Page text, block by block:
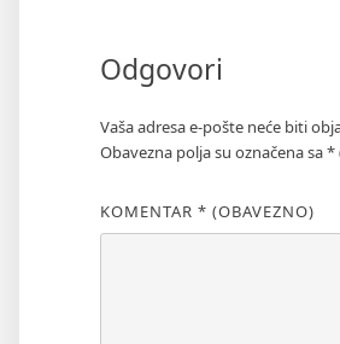
Odgovori
Vaša adresa e-pošte neće biti
Obavezna polja su označena sa*
KOMENTAR * (OBAVEZNO)